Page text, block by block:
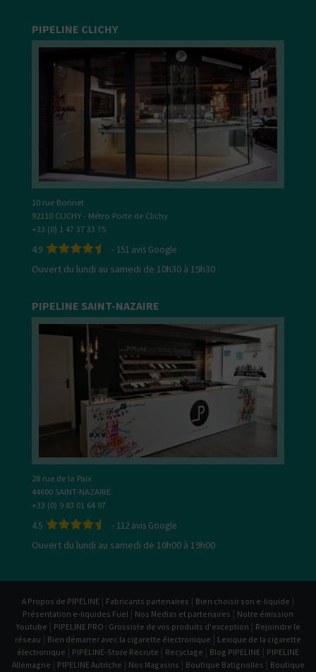
PIPELINE CLICHY
10 rue Bonnet
92110 CLICHY - Métro Porte de Clichy
+33 (0) 1 47 37 33 75
4.9 - 151 avis Google
Ouvert du lundi au samedi de 10h30 à 19h30
PIPELINE SAINT-NAZAIRE
28 rue de la Paix
44600 SAINT-NAZAIRE
+33 (0) 9 83 01 64 97
4.5 - 112 avis Google
Ouvert du lundi au samedi de 10h00 à 19h00
A Propos de PIPELINE | Fabricants partenaires | Bien choisir son e-liquide |
Présentation e-liquides Fuel | Nos Medias et partenaires | Notre émission
Youtube | PIPELINE PRO : Grossiste de vos produits d'exception | Rejoindre le
réseau | Bien démarrer avec la cigarette électronique | Lexique de la cigarette
électronique | PIPELINE-Store Recrute | Recyclage | Blog PIPELINE | PIPELINE
Allemagne | PIPELINE Autriche | Nos Magasins | Boutique Batignolles | Boutique